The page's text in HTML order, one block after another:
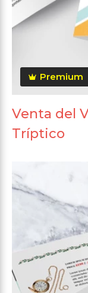
Premium
Venta del
Tríptico